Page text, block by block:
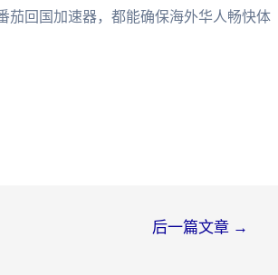
茄回国加速器，都能确保海外华人畅快体
后一篇文章 →